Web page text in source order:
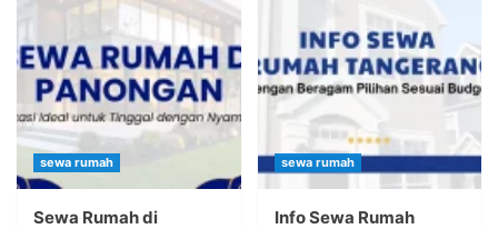
sewa rumah
Sewa Rumah di
sewa rumah
Info Sewa Rumah